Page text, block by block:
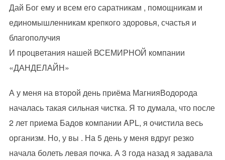
Дай Бог ему и всем его саратникам , помощникам и
единомышленникам крепкого здоровья, счастья и
благополучия
И процветания нашей ВСЕМИРНОЙ компании
«ДАНДЕЛАЙН»
А у меня на второй день приёма МагнияВодорода
началась такая сильная чистка. Я то думала, что после
2 лет приема Бадов компании APL, я очистила весь
организм. Но, у вы . На 5 день у меня вдруг резко
начала болеть левая почка. А 3 года назад я задавала